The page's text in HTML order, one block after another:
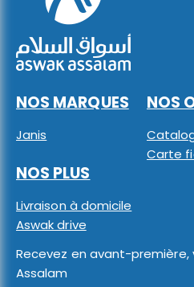
NOS MARQUES
Janis
NOS
Carte
NOS PLUS
Livraison à domicile
Aswak drive
Recevez en avant-
Assalam